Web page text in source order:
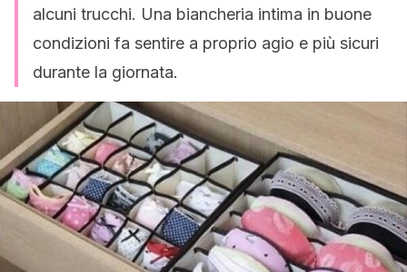
alcuni trucchi. Una biancheria intima in buone
condizioni fa sentire a proprio agio e più sicuri
durante la giornata.